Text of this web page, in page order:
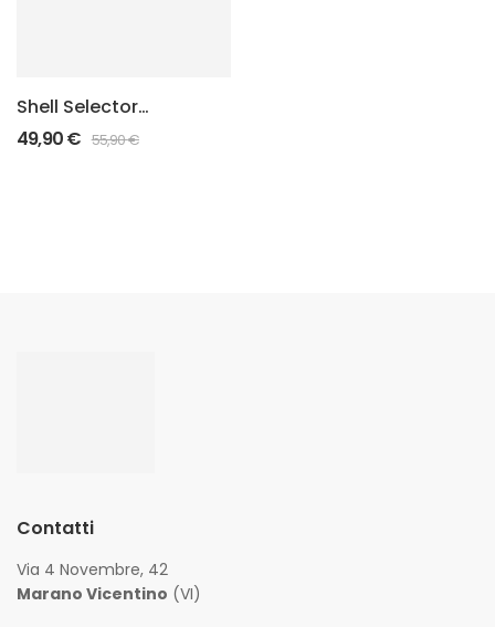
Shell Selector
Buckets Ø19cm
49,90€ 55,90€
Contatti
Via 4 Novembre, 42
Marano Vicentino (VI)